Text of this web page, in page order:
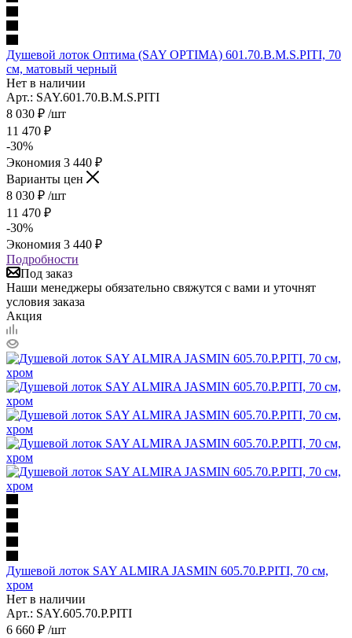
Душевой лоток Оптима (SAY OPTIMA) 601.70.B.M.S.PITI, 70
см, матовый черный
Нет в наличии
Арт.: SAY.601.70.B.M.S.PITI
8 030 ₽ /шт
11 470 ₽
-30%
Экономия 3 440 ₽
Варианты цен
8 030 ₽ /шт
11 470 ₽
-30%
Экономия 3 440 ₽
Подробности
Под заказ
Наши менеджеры обязательно свяжутся с вами и уточнят
условия заказа
Акция
Душевой лоток SAY ALMIRA JASMIN 605.70.P.PITI, 70 см,
хром
Нет в наличии
Арт.: SAY.605.70.P.PITI
6 660 ₽ /шт